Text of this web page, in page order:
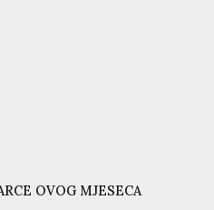
OVOG MJESECA